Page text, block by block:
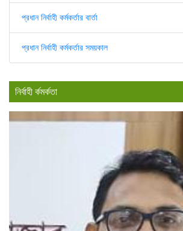
প্রধান নির্বাহী কর্মকর্তার বার্তা
প্রধান নির্বাহী কর্মকর্তার সময়কাল
নির্বাহী র্কমর্কতা